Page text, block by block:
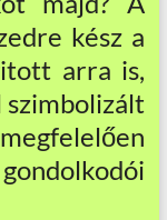
kész a
arra is,
szimbolizált